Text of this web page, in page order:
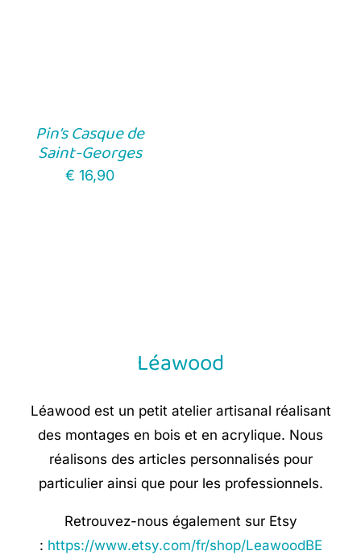
Pin’s Casque de
Saint-Georges
€ 16,90
Léawood
Léawood est un petit atelier artisanal réalisant
des montages en bois et en acrylique. Nous
réalisons des articles personnalisés pour
particulier ainsi que pour les professionnels.
Retrouvez-nous également sur Etsy
: https://www.etsy.com/fr/shop/LeawoodBE